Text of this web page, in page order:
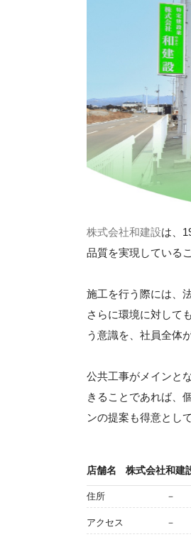
株式会社和建設は、
品質を実現している
施工を行う際には、
さらに環境に対して
う意識を、社員全体
公共工事がメインと
きることであれば、
ンの提案も得意とし
店舗名 株式会社和建
住所 －
アクセス －